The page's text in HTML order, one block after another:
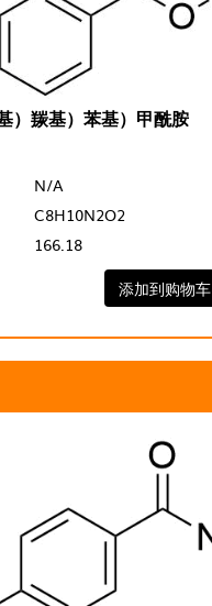
）羰基）苯基）甲酰胺
N/A
C8H10N2O2
166.18
添加到购物车